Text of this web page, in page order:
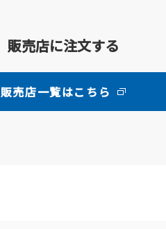
販売店に注文する
販売店一覧はこちら